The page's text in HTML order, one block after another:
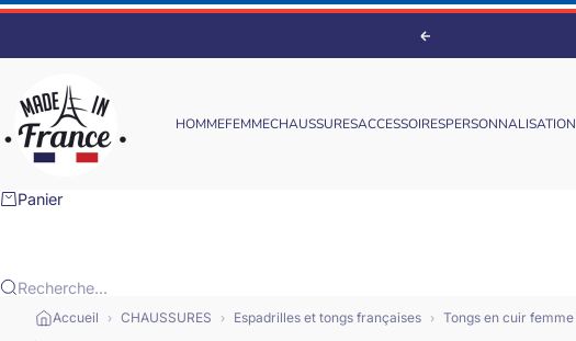
Passer au contenu
Précédent
HOMMEFEMMECHAUSSURESACCESSOIRESPERSONNALISATION
Panier
Recherche...
Accueil › CHAUSSURES › Espadrilles et tongs françaises › Tongs en cuir femme